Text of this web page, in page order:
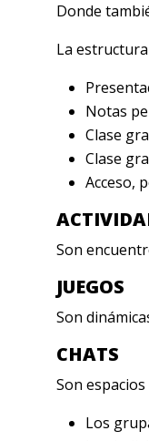
Donde
La
Notas
Clase
Clase
Acceso,
Son
JUEGOS
Son
CHATS
Son
Los